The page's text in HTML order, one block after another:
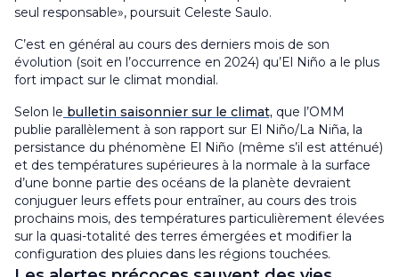
seul responsable», poursuit Celeste Saulo.
C’est en général au cours des derniers mois de son
évolution (soit en l’occurrence en 2024) qu’El Niño a le plus
fort impact sur le climat mondial.
Selon le bulletin saisonnier sur le climat, que l’OMM
publie parallèlement à son rapport sur El Niño/La Niña, la
persistance du phénomène El Niño (même s’il est atténué)
et des températures supérieures à la normale à la surface
d’une bonne partie des océans de la planète devraient
conjuguer leurs effets pour entraîner, au cours des trois
prochains mois, des températures particulièrement élevées
sur la quasi-totalité des terres émergées et modifier la
configuration des pluies dans les régions touchées.